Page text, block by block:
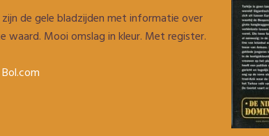
de gele bladzijden met informatie over
waard. Mooi omslag in kleur. Met register.